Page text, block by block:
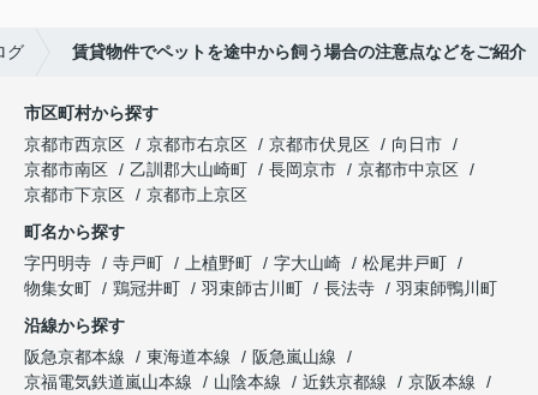
グ 賃貸物件でペットを途中から飼う場合の注意点などをご紹介
市区町村から探す
京都市西京区
京都市右京区 京都市伏見区
向日市
京都市南区
乙訓郡大山崎町 長岡京市
京都市中京区
京都市下京区
京都市上京区
町名から探す
字円明寺
寺戸町 上植野町 字大山崎
松尾井戸町
物集女町
鶏冠井町 羽束師古川町 長法寺
羽束師鴨川町
沿線から探す
阪急京都本線
東海道本線
阪急嵐山線
京福電気鉄道嵐山本線
山陰本線 近鉄京都線
京阪本線